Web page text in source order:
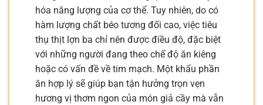
hóa năng lượng của cơ thể. Tuy nhiên, do có
hàm lượng chất béo tương đối cao, việc tiêu
thụ thịt lợn ba chỉ nên được điều độ, đặc biệt
với những người đang theo chế độ ăn kiêng
hoặc có vấn đề về tim mạch. Một khẩu phần
ăn hợp lý sẽ giúp bạn tận hưởng trọn vẹn
hương vị thơm ngon của món giả cầy mà vẫn